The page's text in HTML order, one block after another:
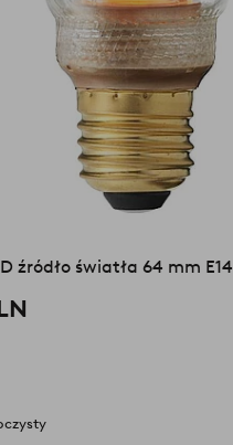
źródło światła 64 mm E14